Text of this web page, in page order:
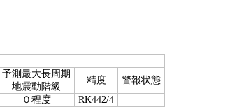
予測最大長周期
地震動階級
精度
警報状態
０程度
RK442/4